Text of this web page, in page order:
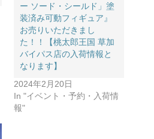
ー ソード・シールド」塗
装済み可動フィギュア』
お売りいただきまし
た！！【桃太郎王国 草加
バイパス店の入荷情報と
なります】
2024年2月20日
In "イベント・予約・入荷情
報"